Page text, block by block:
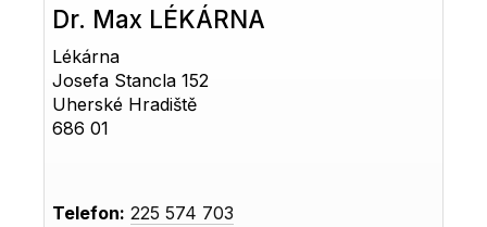
Dr. Max LÉKÁRNA
Lékárna
Josefa Stancla 152
Uherské Hradiště
686 01
Telefon: 225 574 703